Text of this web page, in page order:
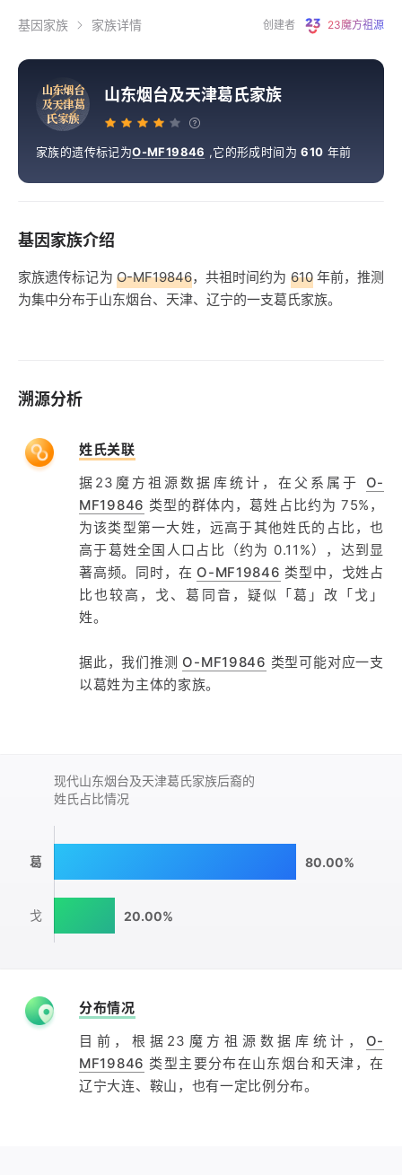
基因家族 家族详情 创建者 23魔方祖源
山东烟台
及天津葛
氏家族
山东烟台及天津葛氏家族
家族的遗传标记为O-MF19846 ,它的形成时间为610 年前
基因家族介绍
家族遗传标记为 O-MF19846，共祖时间约为 610年前，推测
为集中分布于山东烟台、天津、辽宁的一支葛氏家族。
溯源分析
姓氏关联
据23魔方祖源数据库统计，在父系属于 O-
MF19846 类型的群体内，葛姓占比约为 75%，
为该类型第一大姓，远高于其他姓氏的占比，也
高于葛姓全国人口占比（约为 0.11%），达到显
著高频。同时，在 O-MF19846 类型中，戈姓占
比也较高，戈、葛同音，疑似「葛」改「戈」
姓。
据此，我们推测 O-MF19846 类型可能对应一支
以葛姓为主体的家族。
现代山东烟台及天津葛氏家族后裔的
姓氏占比情况
80.00%
葛
20.00%
戈
分布情况
目前，根据23魔方祖源数据库统计， O-
MF19846 类型主要分布在山东烟台和天津，在
辽宁大连、鞍山，也有一定比例分布。